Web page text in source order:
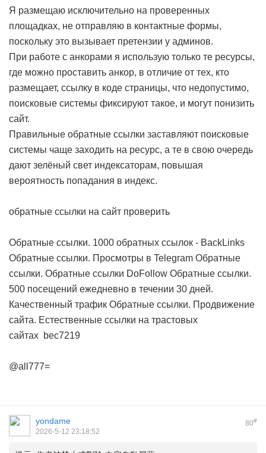
Я размещаю исключительно на проверенных
площадках, не отправляю в контактные формы,
поскольку это вызывает претензии у админов.
При работе с анкорами я использую только те ресурсы,
где можно проставить анкор, в отличие от тех, кто
размещает, ссылку в коде страницы, что недопустимо,
поисковые системы фиксируют такое, и могут понизить
сайт.
Правильные обратные ссылки заставляют поисковые
системы чаще заходить на ресурс, а те в свою очередь
дают зелёный свет индексаторам, повышая
вероятность попадания в индекс.
обратные ссылки на сайт проверить
Обратные ссылки. 1000 обратных ссылок - BackLinks
Обратные ссылки. Просмотры в Telegram Обратные
ссылки. Обратные ссылки DoFollow Обратные ссылки.
500 посещений ежедневно в течении 30 дней.
Качественный трафик Обратные ссылки. Продвижение
сайта. Естественные ссылки на трастовых
сайтах bec7219
@all777=
80#
yondame
2026-5-12 23:18:52